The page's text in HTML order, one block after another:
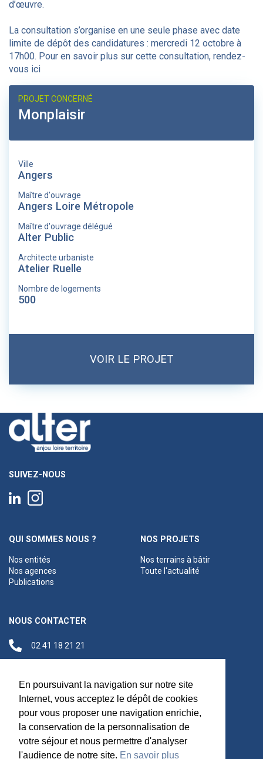
En poursuivant la navigation sur notre site
Internet, vous acceptez le dépôt de cookies
pour vous proposer une navigation enrichie,
la conservation de la personnalisation de
votre séjour et nous permettre d'analyser
l'audience de notre site. En savoir plus
d’œuvre.
La consultation s’organise en une seule phase avec date
limite de dépôt des candidatures : mercredi 12 octobre à
17h00. Pour en savoir plus sur cette consultation, rendez-
vous ici
PROJET CONCERNÉ
Monplaisir
Ville
Angers
Maître d'ouvrage
Angers Loire Métropole
Maître d'ouvrage délégué
Alter Public
Architecte urbaniste
Atelier Ruelle
Nombre de logements
500
VOIR LE PROJET
SUIVEZ-NOUS
QUI SOMMES NOUS ?
Nos entités
Nos agences
Publications
NOS PROJETS
Nos terrains à bâtir
Toute l'actualité
NOUS CONTACTER
02 41 18 21 21
Siège social
Maréchal Foch,
49100 Angers